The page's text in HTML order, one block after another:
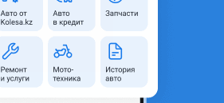
Рассчитать Кредит